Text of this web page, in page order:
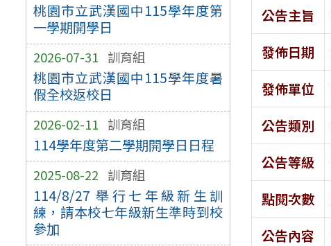
桃園市立武漢國中115學年度第
一學期開學日
2026-07-31 訓育組
桃園市立武漢國中115學年度暑
假全校返校日
2026-02-11 訓育組
114學年度第二學期開學日日程
2025-08-22 訓育組
114/8/27 舉行七年級新生訓
練，請本校七年級新生準時到校
參加
公告主旨
發佈日期
發佈單位
公告類別
公告等級
點閱次數
公告內容